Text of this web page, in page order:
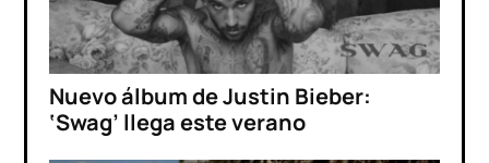
Nuevo álbum de Justin Bieber:
‘Swag’ llega este verano